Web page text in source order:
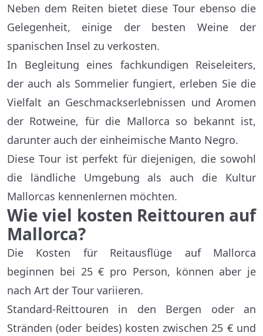
Neben dem Reiten bietet diese Tour ebenso die
Gelegenheit, einige der besten Weine der
spanischen Insel zu verkosten.
In Begleitung eines fachkundigen Reiseleiters,
der auch als Sommelier fungiert, erleben Sie die
Vielfalt an Geschmackserlebnissen und Aromen
der Rotweine, für die Mallorca so bekannt ist,
darunter auch der einheimische Manto Negro.
Diese Tour ist perfekt für diejenigen, die sowohl
die ländliche Umgebung als auch die Kultur
Mallorcas kennenlernen möchten.
Wie viel kosten Reittouren auf
Mallorca?
Die Kosten für Reitausflüge auf Mallorca
beginnen bei 25 € pro Person, können aber je
nach Art der Tour variieren.
Standard-Reittouren in den Bergen oder an
Stränden (oder beides) kosten zwischen 25 € und